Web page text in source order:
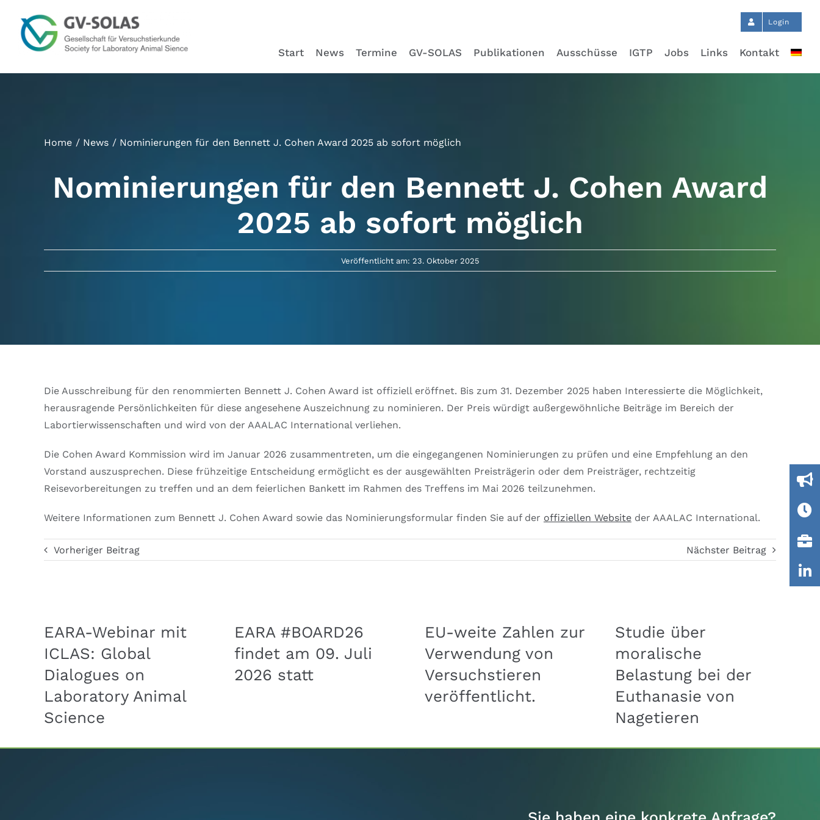
Inhalt
springen
Login
Start News Termine GV-SOLAS Publikationen Ausschüsse IGTP Jobs Links Kontakt
Home News Nominierungen für den Bennett J. Cohen Award 2025 ab sofort möglich
Nominierungen für den Bennett J. Cohen Award
2025 ab sofort möglich
Veröffentlicht am: 23. Oktober 2025
Die Ausschreibung für den renommierten Bennett J. Cohen Award ist offiziell eröffnet. Bis zum 31. Dezember 2025 haben Interessierte die Möglichkeit,
herausragende Persönlichkeiten für diese angesehene Auszeichnung zu nominieren. Der Preis würdigt außergewöhnliche Beiträge im Bereich der
Labortierwissenschaften und wird von der AAALAC International verliehen.
Die Cohen Award Kommission wird im Januar 2026 zusammentreten, um die eingegangenen Nominierungen zu prüfen und eine Empfehlung an den
Vorstand auszusprechen. Diese frühzeitige Entscheidung ermöglicht es der ausgewählten Preisträgerin oder dem Preisträger, rechtzeitig
Reisevorbereitungen zu treffen und an dem feierlichen Bankett im Rahmen des Treffens im Mai 2026 teilzunehmen.
Weitere Informationen zum Bennett J. Cohen Award sowie das Nominierungsformular finden Sie auf der offiziellen Websiteder AAALAC International.
Vorheriger Beitrag Nächster Beitrag
EARA-Webinar mit
ICLAS: Global
Dialogues on
Laboratory Animal
Science
EARA #BOARD26
findet am 09. Juli
2026 statt
EU-weite Zahlen zur
Verwendung von
Versuchstieren
veröffentlicht.
Studie über
moralische
Belastung bei der
Euthanasie von
Nagetieren